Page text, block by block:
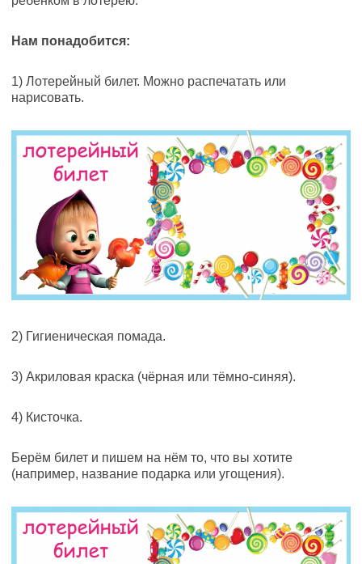
Нам понадобится:
1) Лотерейный билет. Можно распечатать или
нарисовать.
2) Гигиеническая помада.
3) Акриловая краска (чёрная или тёмно-синяя).
4) Кисточка.
Берём билет и пишем на нём то, что вы хотите
(например, название подарка или угощения).